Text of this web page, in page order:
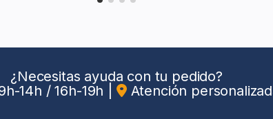
¿Necesitas ayuda con tu pedido?
14h / 16h-19h Atención